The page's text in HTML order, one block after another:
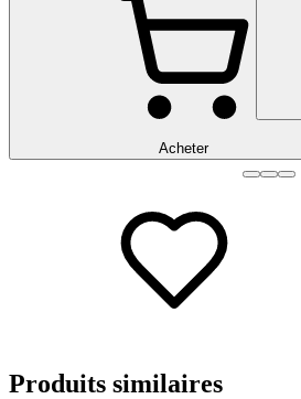
Acheter
Produits similaires